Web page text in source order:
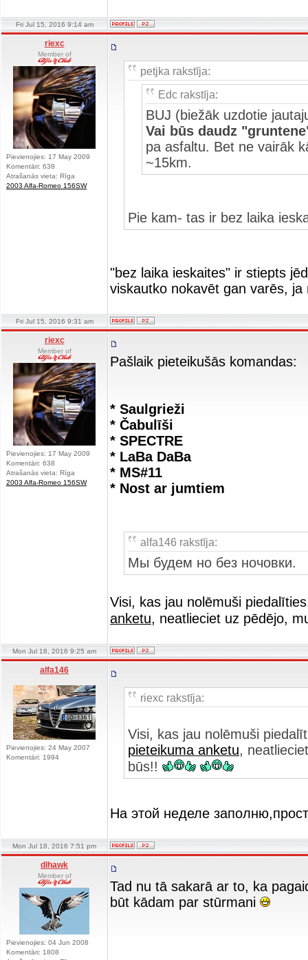
Fri Jul 15, 2016 9:14 am
riexc
Member of
Pievienojies: 17 May 2009
Komentāri: 638
Atrašanās vieta: Rīga
2003 Alfa-Romeo 156SW
petjka rakstīja:
Edc rakstīja:
BUJ (biežāk uzdotie
Vai būs daudz
pa asfaltu. Bet ne vairāk
~15km.
Pie kam- tas ir bez laika
"bez laika ieskaites" ir stiepts
viskautko nokavēt gan varēs,
Fri Jul 15, 2016 9:31 am
riexc
Member of
Pievienojies: 17 May 2009
Komentāri: 638
Atrašanās vieta: Rīga
2003 Alfa-Romeo 156SW
Pašlaik pieteikušās komandas:
* Saulgrieži
* Čabulīši
* SPECTRE
* LaBa DaBa
* MS#11
* Nost ar jumtiem
alfa146 rakstīja:
Мы будем но без ночовки.
Visi, kas jau nolēmuši
anketu, neatlieciet uz pēdējo,
Mon Jul 18, 2016 9:25 am
alfa146
Pievienojies: 24 May 2007
Komentāri: 1994
riexc rakstīja:
Visi, kas jau nolēmuši
pieteikuma anketu,
būs!!
На этой неделе
Mon Jul 18, 2016 7:51 pm
dlhawk
Member of
Pievienojies: 04 Jun 2008
Komentāri: 1808
Tad nu tā sakarā ar to, ka
būt kādam par stūrmani